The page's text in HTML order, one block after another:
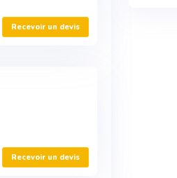
Recevoir un devis
Recevoir un devis